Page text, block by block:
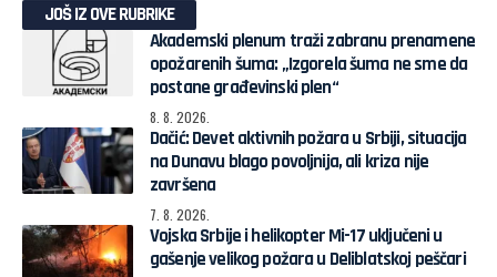
JOŠ IZ OVE RUBRIKE
Akademski plenum traži zabranu prenamene
opožarenih šuma: „Izgorela šuma ne sme da
postane građevinski plen“
8. 8. 2026.
Dačić: Devet aktivnih požara u Srbiji, situacija
na Dunavu blago povoljnija, ali kriza nije
završena
7. 8. 2026.
Vojska Srbije i helikopter Mi-17 uključeni u
gašenje velikog požara u Deliblatskoj peščari